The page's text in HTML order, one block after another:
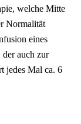
welche Mitte
Normalität
eines
auch zur
jedes Mal ca. 6